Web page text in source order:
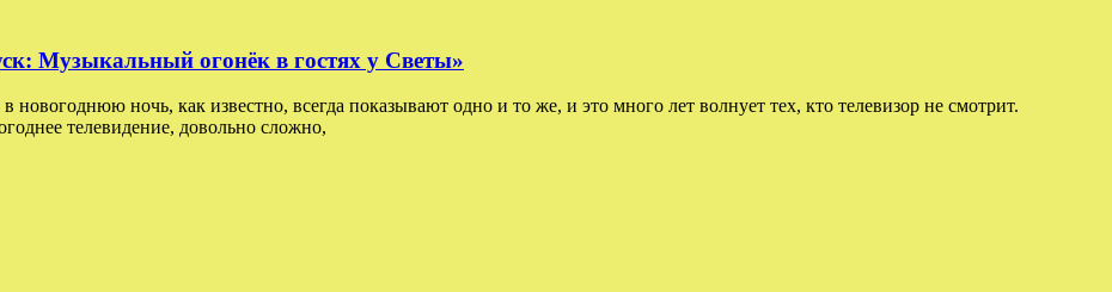
Музыкальный огонёк в гостях у Светы»
новогоднюю ночь, как известно, всегда показывают одно и то же, и это много лет волнует тех, кто телевизор не смотрит.
телевидение, довольно сложно,